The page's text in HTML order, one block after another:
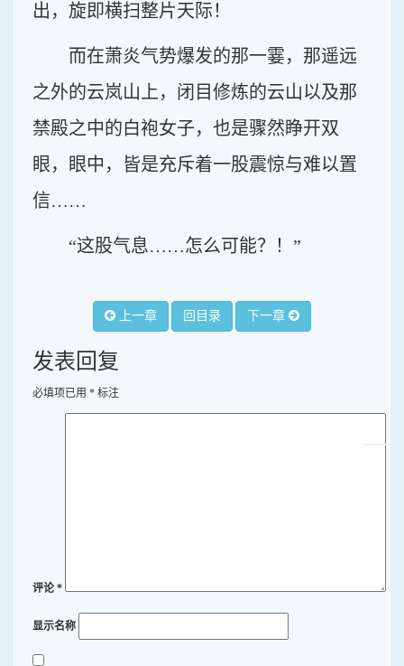
出，旋即横扫整片天际！
而在萧炎气势爆发的那一霎，那遥远
之外的云岚山上，闭目修炼的云山以及那
禁殿之中的白袍女子，也是骤然睁开双
眼，眼中，皆是充斥着一股震惊与难以置
信……
“这股气息……怎么可能？！”
上一章 回目录 下一章
发表回复
必填项已用 * 标注
评论*
显示名称